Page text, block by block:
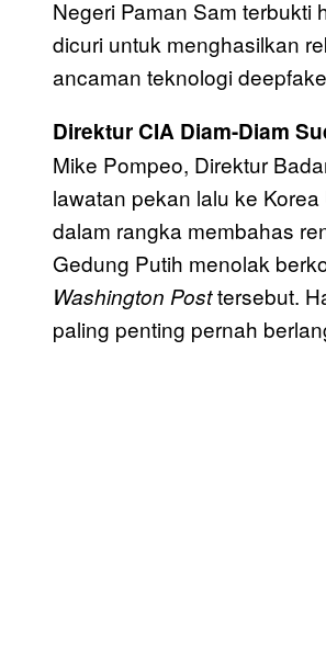
Negeri Paman Sam terbukti
dicuri untuk menghasilkan
ancaman teknologi
Direktur CIA Diam-Diam
Mike Pompeo, Direktur
lawatan pekan lalu ke
dalam rangka membahas
Gedung Putih menolak
Washington Posttersebut.
paling penting pernah